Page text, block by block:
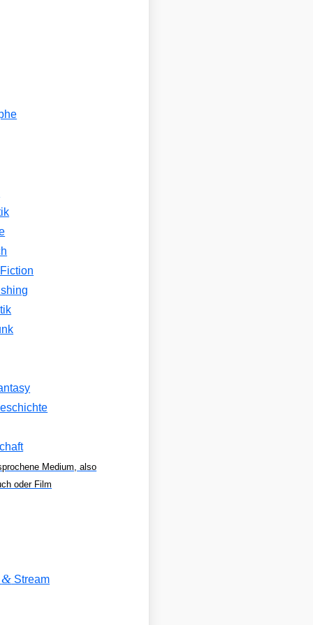
Medium, also
oder Film
& Stream